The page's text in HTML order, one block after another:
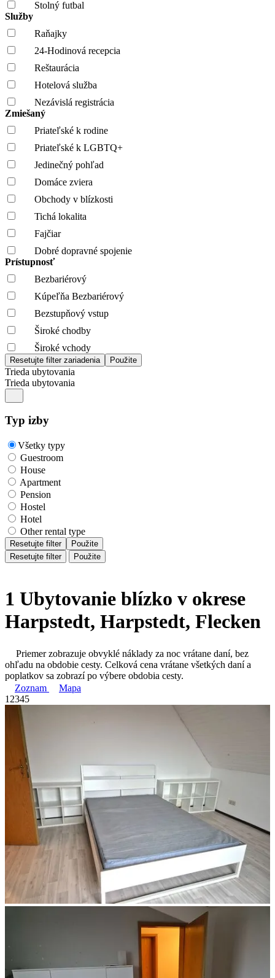
Stolný futbal
Služby
Raňajky
24-Hodinová recepcia
Reštaurácia
Hotelová služba
Nezávislá registrácia
Zmiešaný
Priateľské k rodine
Priateľské k LGBTQ+
Jedinečný pohľad
Domáce zviera
Obchody v blízkosti
Tichá lokalita
Fajčiar
Dobré dopravné spojenie
Prístupnosť
Bezbariérový
Kúpeľňa Bezbariérový
Bezstupňový vstup
Široké chodby
Široké vchody
Trieda ubytovania
Trieda ubytovania
Typ izby
Všetky typy
Guestroom
House
Apartment
Pension
Hostel
Hotel
Other rental type
Resetujte filter
Použite
Resetujte filter
Použite
1 Ubytovanie blízko v okrese
Harpstedt, Harpstedt, Flecken
Priemer zobrazuje obvyklé náklady za noc vrátane daní, bez
ohľadu na obdobie cesty. Celková cena vrátane všetkých daní a
poplatkov sa zobrazí po výbere obdobia cesty.
Zoznam
Mapa
1 2345